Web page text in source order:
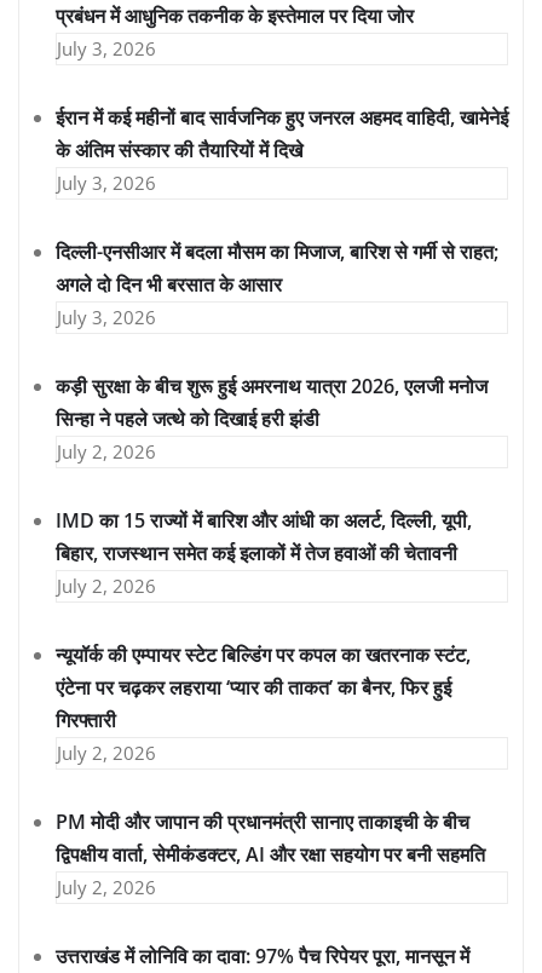
प्रबंधन में आधुनिक तकनीक के इस्तेमाल पर दिया जोर
July 3, 2026
ईरान में कई महीनों बाद सार्वजनिक हुए जनरल अहमद वाहिदी, खामेनेई
के अंतिम संस्कार की तैयारियों में दिखे
July 3, 2026
दिल्ली-एनसीआर में बदला मौसम का मिजाज, बारिश से गर्मी से राहत;
अगले दो दिन भी बरसात के आसार
July 3, 2026
कड़ी सुरक्षा के बीच शुरू हुई अमरनाथ यात्रा 2026, एलजी मनोज
सिन्हा ने पहले जत्थे को दिखाई हरी झंडी
July 2, 2026
IMD का 15 राज्यों में बारिश और आंधी का अलर्ट, दिल्ली, यूपी,
बिहार, राजस्थान समेत कई इलाकों में तेज हवाओं की चेतावनी
July 2, 2026
न्यूयॉर्क की एम्पायर स्टेट बिल्डिंग पर कपल का खतरनाक स्टंट,
एंटेना पर चढ़कर लहराया ‘प्यार की ताकत’ का बैनर, फिर हुई
गिरफ्तारी
July 2, 2026
PM मोदी और जापान की प्रधानमंत्री सानाए ताकाइची के बीच
द्विपक्षीय वार्ता, सेमीकंडक्टर, AI और रक्षा सहयोग पर बनी सहमति
July 2, 2026
उत्तराखंड में लोनिवि का दावा: 97% पैच रिपेयर पूरा, मानसून में